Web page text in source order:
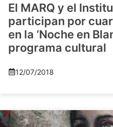
El MARQ y el
participan por
en la ‘Noche en
programa cultural
12/07/2018